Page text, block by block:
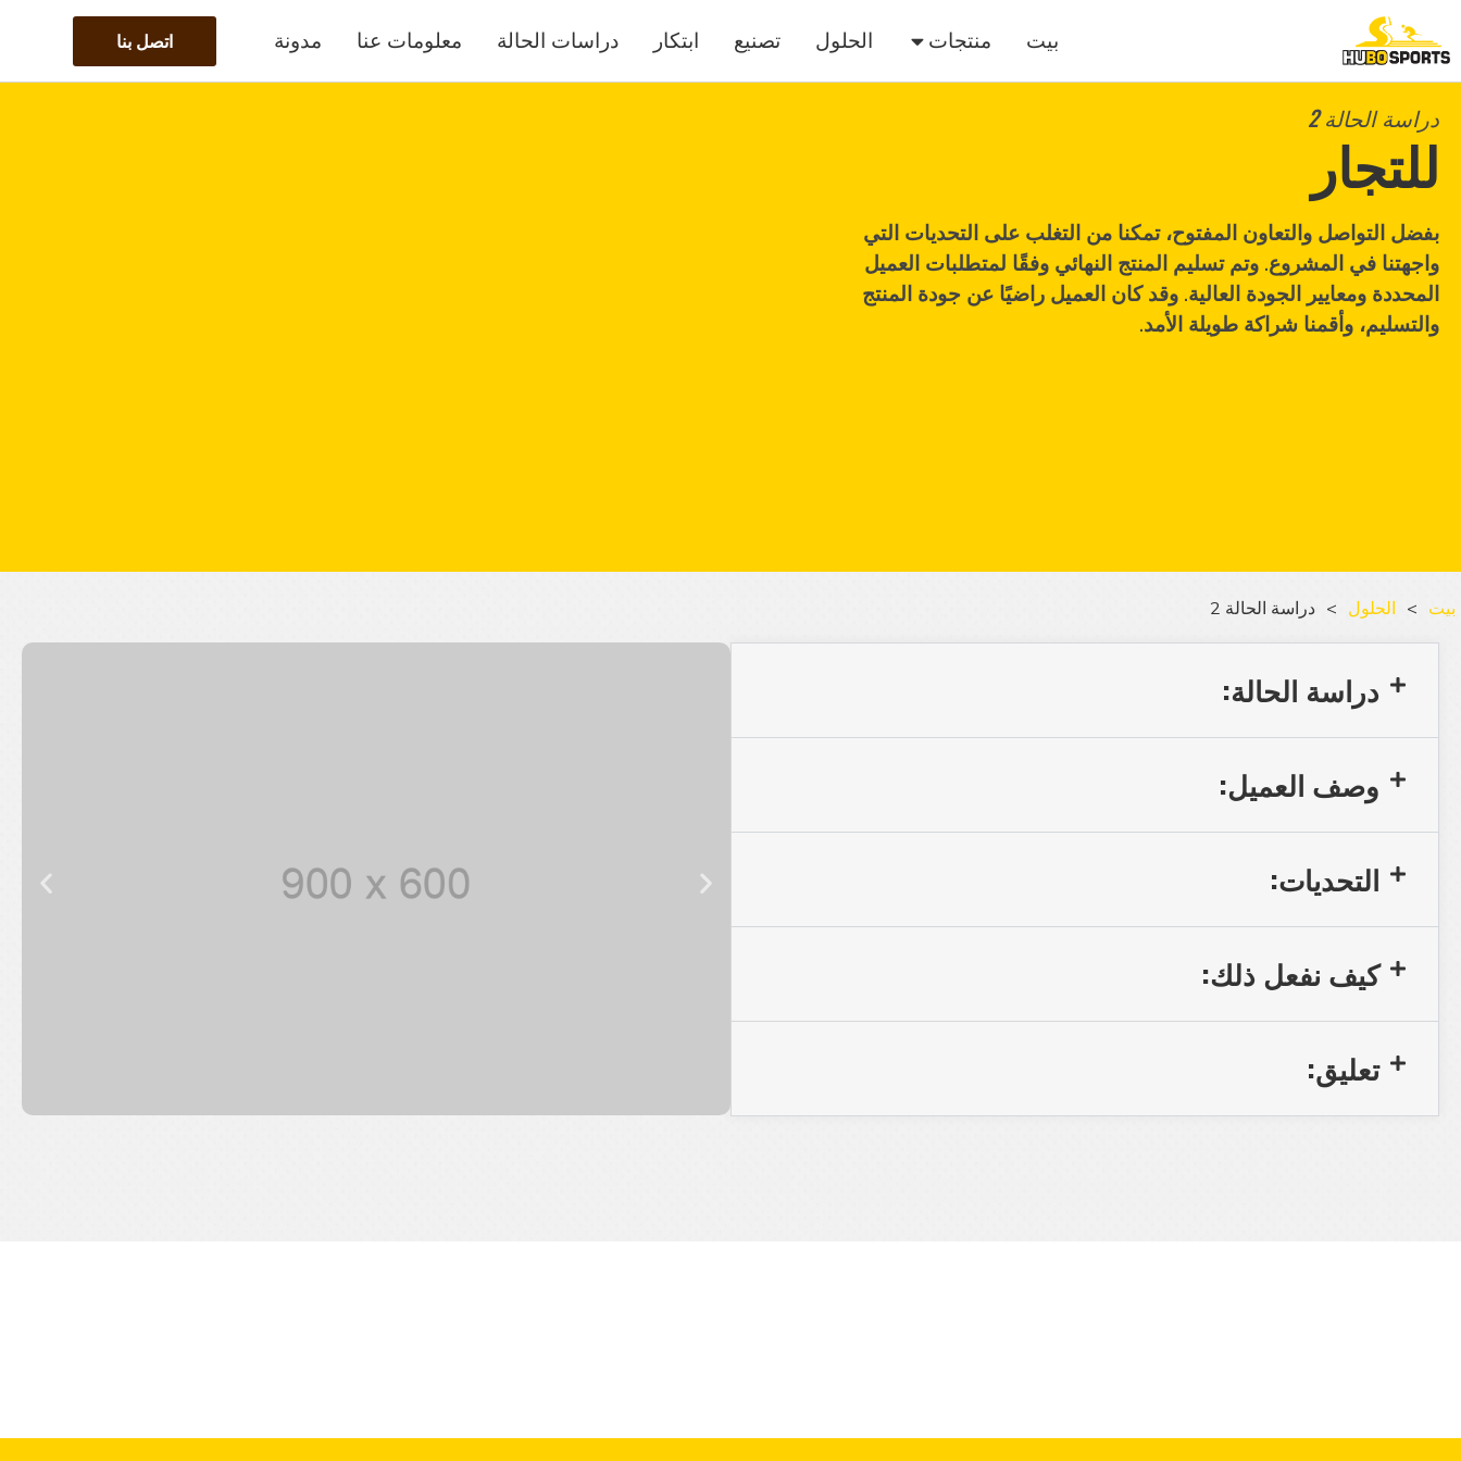
بيت منتجات الحلول تصنيع ابتكار دراسات الحالة معلومات عنا مدونة اتصل بنا
دراسة الحالة 2
للتجار
بفضل التواصل والتعاون المفتوح، تمكنا من التغلب على التحديات التي
واجهتنا في المشروع. وتم تسليم المنتج النهائي وفقًا لمتطلبات العميل
المحددة ومعايير الجودة العالية. وقد كان العميل راضيًا عن جودة المنتج
والتسليم، وأقمنا شراكة طويلة الأمد.
بيت > الحلول > دراسة الحالة 2
دراسة الحالة:
وصف العميل:
التحديات:
كيف نفعل ذلك:
تعليق: